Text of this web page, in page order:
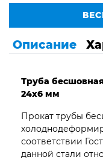
Описание
Труба бесшовная
24х6 мм
Прокат трубы
соответствии
данной стали